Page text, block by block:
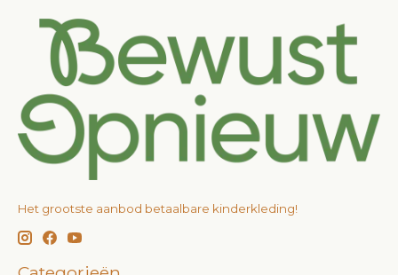
Het grootste aanbod betaalbare kinderkleding!